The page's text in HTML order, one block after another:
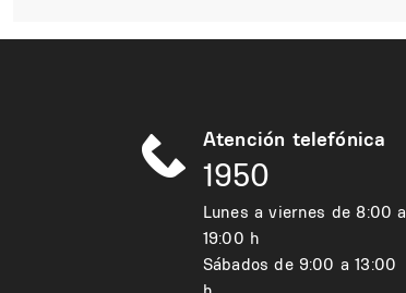
Atención telefónica
1950
Lunes a viernes de 8:00 a
19:00 h
Sábados de 9:00 a 13:00